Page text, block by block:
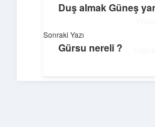
Güneşli
Enerji dolu önerilerle
Duş almak Güneş
Sonraki Yazı
Gürsu nereli ?